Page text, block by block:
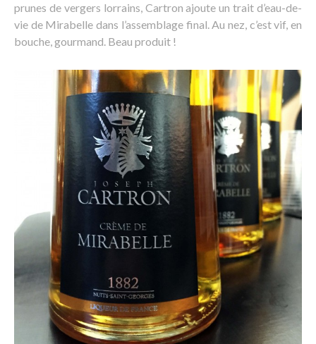
prunes de vergers lorrains, Cartron ajoute un trait d’eau-de-
vie de Mirabelle dans l’assemblage final. Au nez, c’est vif, en
bouche, gourmand. Beau produit !